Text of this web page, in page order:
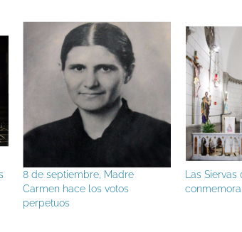
8 de septiembre, Madre
Carmen hace los votos
perpetuos
Las